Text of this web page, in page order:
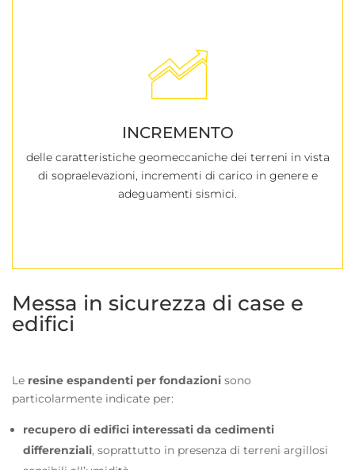
INCREMENTO
delle caratteristiche geomeccaniche dei terreni in vista
di sopraelevazioni, incrementi di carico in genere e
adeguamenti sismici.
Messa in sicurezza di case e
edifici
Le resine espandenti per fondazioni sono
particolarmente indicate per:
recupero di edifici interessati da cedimenti
differenziali, soprattutto in presenza di terreni argillosi